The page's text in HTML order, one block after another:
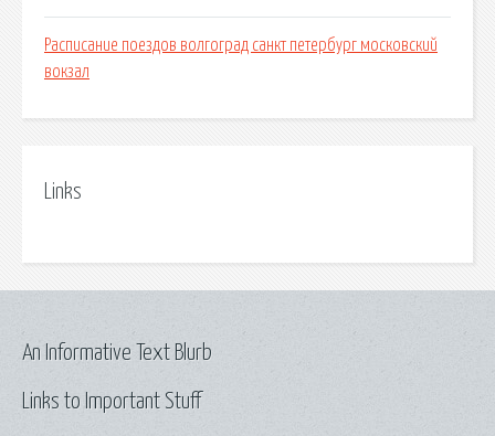
Расписание поездов волгоград санкт петербург московский
вокзал
Links
Links to Important Stuff
An Informative Text Blurb